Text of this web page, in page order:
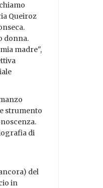
Queiroz
donna.
madre",
strumento
di
del
in